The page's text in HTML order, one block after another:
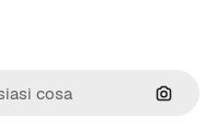
Cerca